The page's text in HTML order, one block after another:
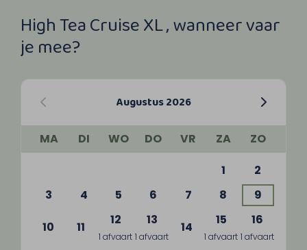
High Tea Cruise XL , wanneer vaar
je mee?
Augustus 2026
MA DI WO DO VR ZA
ZO
1
2
3
4 5 6 7 8 9
10 11 12
1 afvaart
13
1 afvaart
14 15
1 afvaart
16
1 afvaart